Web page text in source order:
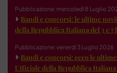
Pubblicazione: mercoledì 8 Luglio
Bandi e concorsi: le ultime
della Repubblica Italiana del 3 e 7
Pubblicazione: venerdì 3 Luglio 2026
Bandi e concorsi: ecco le
Ufficiale della Repubblica